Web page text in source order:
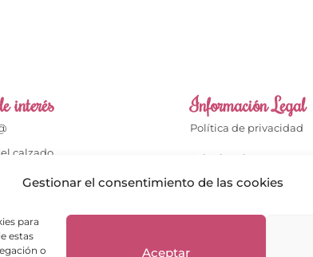
Gestionar el consentimiento de las cookies
para
estas
o
Aceptar
interés
calzado
bolso
opinan
Información Legal
Política de privacidad
Aviso legal
Términos de compra
Política de cookies
Política de Devoluciones